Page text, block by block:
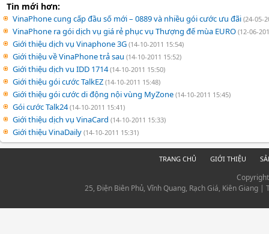
Tin mới hơn:
VinaPhone cung cấp đầu số mới – 0889 và nhiều gói cước ưu đãi (24-05-
VinaPhone ra gói dịch vụ giá rẻ phục vụ Thượng đế mùa EURO (12-06-
Giới thiệu dịch vụ Vinaphone 3G (14-10-2011 15:54)
Giới thiệu về VinaPhone trả sau (14-10-2011 15:52)
Giới thiệu dịch vu IDD 1714(14-10-2011 15:50)
Giới thiệu gói cước TalkEZ (14-10-2011 15:48)
Giới thiệu gói cước di động nội vùng MyZone (14-10-2011 15:45)
Gói cước Talk24(14-10-2011 15:41)
Giới thiệu dịch vụ VinaCard (14-10-2011 15:33)
Giới thiệu VinaDaily (14-10-2011 15:31)
TRANG CHỦ GIỚI THIỆU
25, Điện Biên Phủ, Vĩnh Quang, Rạch Giá, Kiên Giang